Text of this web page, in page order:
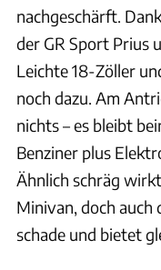
nachgeschärft.
der GR Sport Prius
Leichte 18-Zöller
noch dazu. Am
nichts – es bleibt
Benziner plus
Ähnlich schräg
Minivan, doch auch
schade und bietet